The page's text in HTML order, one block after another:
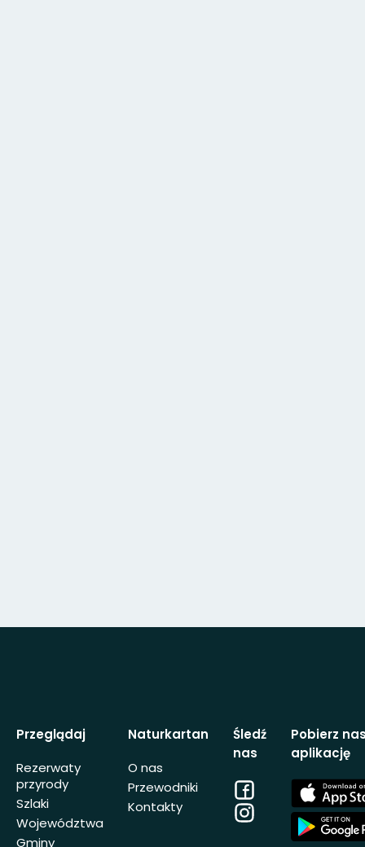
Przeglądaj
Rezerwaty
przyrody
Szlaki
Województwa
Gminy
Naturkartan
O nas
Przewodniki
Kontakty
Śledź
nas
Facebook
Instagram
Pobierz
aplikację
App
Store
App
Store